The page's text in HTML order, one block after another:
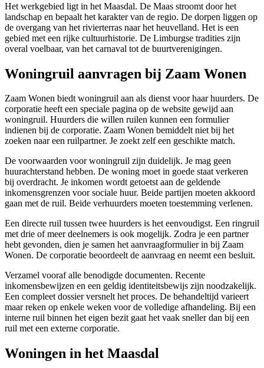
Het werkgebied ligt in het Maasdal. De Maas stroomt door het
landschap en bepaalt het karakter van de regio. De dorpen liggen op
de overgang van het rivierterras naar het heuvelland. Het is een
gebied met een rijke cultuurhistorie. De Limburgse tradities zijn
overal voelbaar, van het carnaval tot de buurtverenigingen.
Woningruil aanvragen bij Zaam Wonen
Zaam Wonen biedt woningruil aan als dienst voor haar huurders. De
corporatie heeft een speciale pagina op de website gewijd aan
woningruil. Huurders die willen ruilen kunnen een formulier
indienen bij de corporatie. Zaam Wonen bemiddelt niet bij het
zoeken naar een ruilpartner. Je zoekt zelf een geschikte match.
De voorwaarden voor woningruil zijn duidelijk. Je mag geen
huurachterstand hebben. De woning moet in goede staat verkeren
bij overdracht. Je inkomen wordt getoetst aan de geldende
inkomensgrenzen voor sociale huur. Beide partijen moeten akkoord
gaan met de ruil. Beide verhuurders moeten toestemming verlenen.
Een directe ruil tussen twee huurders is het eenvoudigst. Een ringruil
met drie of meer deelnemers is ook mogelijk. Zodra je een partner
hebt gevonden, dien je samen het aanvraagformulier in bij Zaam
Wonen. De corporatie beoordeelt de aanvraag en neemt een besluit.
Verzamel vooraf alle benodigde documenten. Recente
inkomensbewijzen en een geldig identiteitsbewijs zijn noodzakelijk.
Een compleet dossier versnelt het proces. De behandeltijd varieert
maar reken op enkele weken voor de volledige afhandeling. Bij een
interne ruil binnen het eigen bezit gaat het vaak sneller dan bij een
ruil met een externe corporatie.
Woningen in het Maasdal